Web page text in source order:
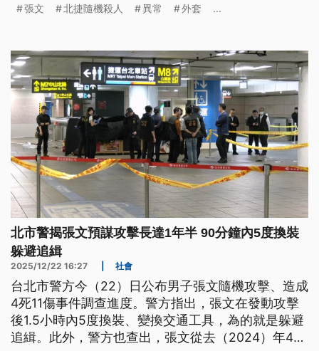
租，除了母親每季匯錢之外，沒有其他異常金流匯
路恐嚇貼文，今日北捷又收到炸彈恐嚇，警方全面戒
備。
張文 北捷隨機殺人 異常 外套 ...
北市警揭張文預謀攻擊長達1年半 90分鐘內5度換裝
躲避追緝
2025/12/22 16:27 社會
台北市警方今（22）日公布男子張文隨機攻擊、造成
4死11傷事件調查進度。警方指出，張文在發動攻擊
後1.5小時內5度換裝、變換交通工具，為的就是躲避
追緝。此外，警方也查出，張文從去（2024）年4月